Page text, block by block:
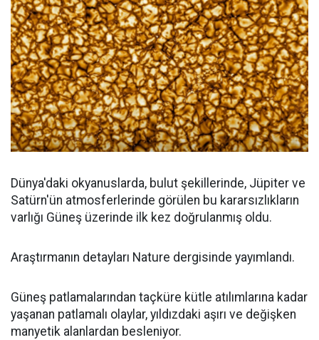
Dünya'daki okyanuslarda, bulut şekillerinde, Jüpiter ve
Satürn'ün atmosferlerinde görülen bu kararsızlıkların
varlığı Güneş üzerinde ilk kez doğrulanmış oldu.
Araştırmanın detayları Nature dergisinde yayımlandı.
Güneş patlamalarından taçküre kütle atılımlarına kadar
yaşanan patlamalı olaylar, yıldızdaki aşırı ve değişken
manyetik alanlardan besleniyor.